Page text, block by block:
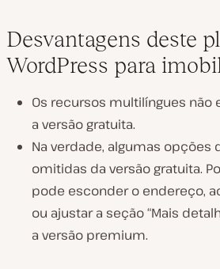
Desvantagens deste
WordPress para
Os recursos multilíngues
a versão gratuita.
Na verdade, algumas opções
omitidas da versão gratuita.
pode esconder o endereço,
ou ajustar a seção “Mais
a versão premium.